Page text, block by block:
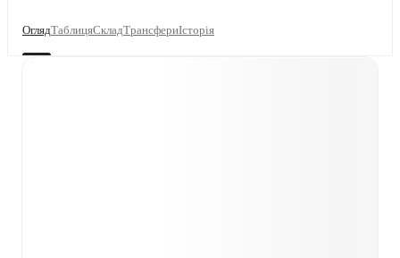
ОглядТаблицяСкладТрансфериІсторія